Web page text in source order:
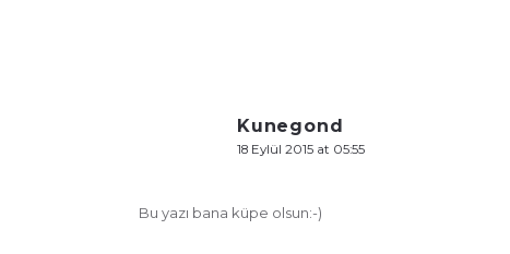
Kunegond
18 Eylül 2015 at 05:55
Bu yazı bana küpe olsun:-)